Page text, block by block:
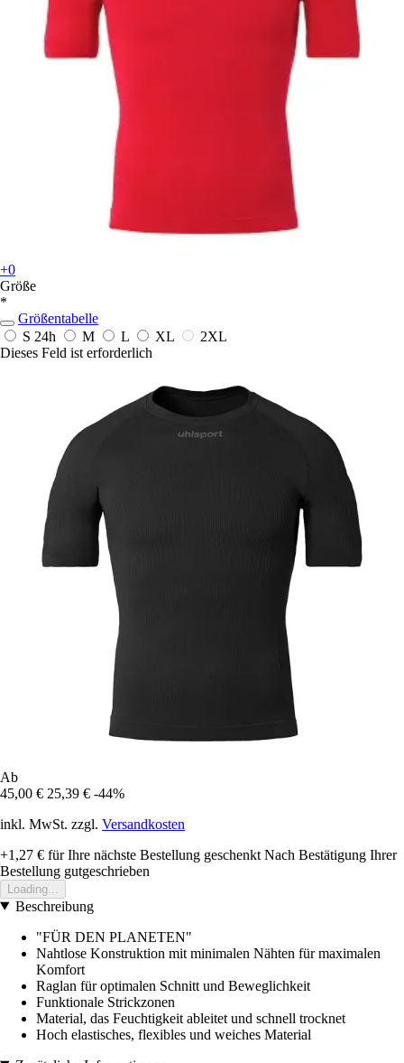
+0
Größe
*
Größentabelle
S 24h M L XL
2XL
Dieses Feld ist erforderlich
Ab
45,00 € 25,39 € -44%
inkl. MwSt. zzgl. Versandkosten
+1,27 € für Ihre nächste Bestellung geschenkt Nach Bestätigung Ihrer
Bestellung gutgeschrieben
Loading...
Beschreibung
"FÜR DEN PLANETEN"
Nahtlose Konstruktion mit minimalen Nähten für maximalen
Komfort
Raglan für optimalen Schnitt und Beweglichkeit
Funktionale Strickzonen
Material, das Feuchtigkeit ableitet und schnell trocknet
Hoch elastisches, flexibles und weiches Material